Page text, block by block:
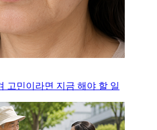
고민이라면 지금 해야 할 일